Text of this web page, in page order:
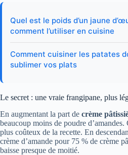
Quel est le poids d’un jaune
comment l’utiliser en cuisine
Comment cuisiner les patates
sublimer vos plats
Le secret : une vraie frangipane, plus
En augmentant la part de crème
beaucoup moins de poudre d’amandes.
plus coûteux de la recette. En
crème d’amande pour 75 % de crème
baisse presque de moitié.